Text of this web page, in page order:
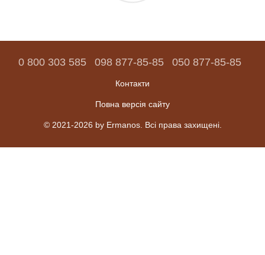
0 800 303 585 098 877-85-85 050 877-85-85
Контакти
Повна версія сайту
© 2021-2026 by Ermanos. Всі права захищені.